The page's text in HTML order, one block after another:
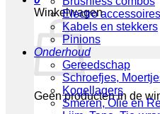
Winkelwagen
Geen producten in de
Electro
Kabels en stekkers
Pinions
Onderhoud
Gereedschap
Schroefjes,
Kogellagers
Smeren, Olie en